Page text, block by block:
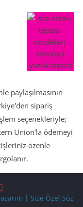
paylaşılmasının
sipariş
seçenekleriyle;
Union'la ödemeyi
özenle
| Size Özel Söz